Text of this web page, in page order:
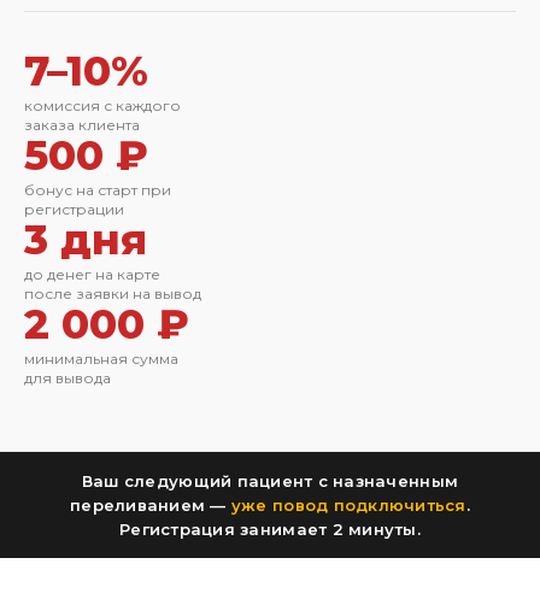
7–10%
комиссия с каждого
заказа клиента
500 ₽
бонус на старт при
регистрации
3 дня
до денег на карте
после заявки на вывод
2 000 ₽
минимальная сумма
для вывода
Ваш следующий пациент с назначенным
переливанием — уже повод подключиться.
Регистрация занимает 2 минуты.